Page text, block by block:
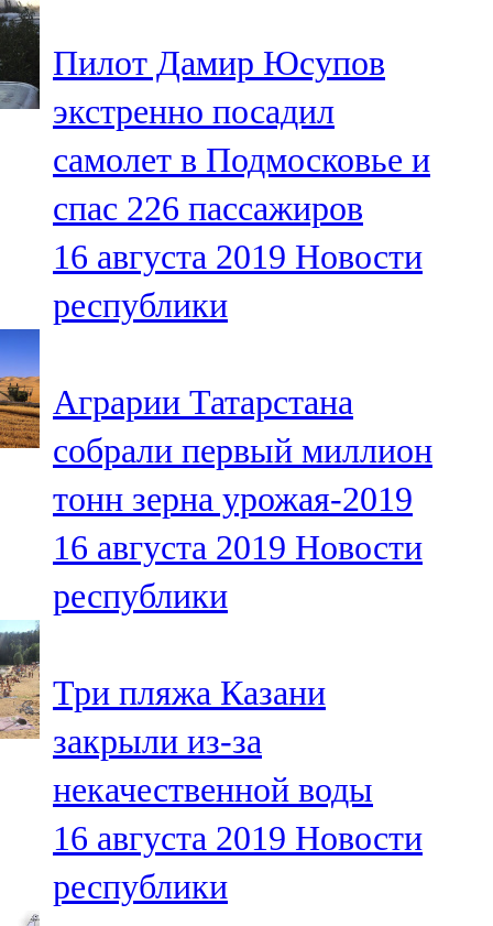
106,1 FM
Түбән Кама
102,6 FM
Чирмешән
107,7 FM
Чистай
Чүпрәле
91,0 FM
Шәмәрдән
102,3 FM
Яңа чишмә
Яр Чаллы
105,5 FM
Пилот Дамир Юсупов
экстренно посадил
самолет в Подмосковье и
спас 226 пассажиров
16 августа 2019 Новости
республики
Аграрии Татарстана
собрали первый миллион
тонн зерна урожая-2019
16 августа 2019 Новости
республики
Три пляжа Казани
закрыли из-за
некачественной воды
16 августа 2019 Новости
республики